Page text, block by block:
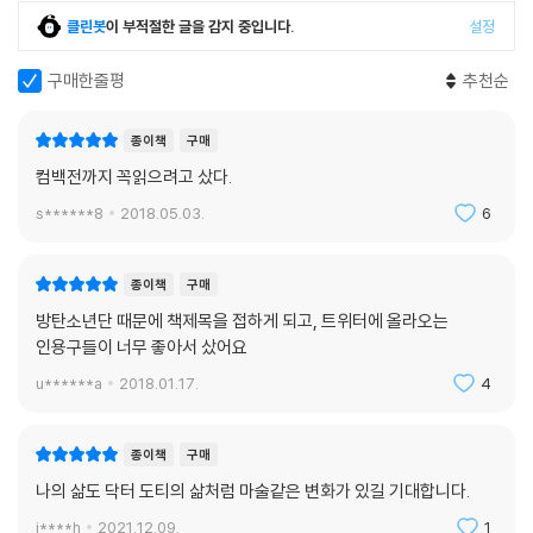
각한 훈련법으로, 자신이 가장 원하는 것에 집중하게 하여, 배우고, 수행하
자신이 원하는 일을 이루기 위해서는 분리하고 획득하려는 속성을 지닌 뇌
의 기능만을 써서는 안 되고, 연결하고 나누려는 심장의 힘을 같이 써야 한
다는 것이다. 뇌에는 원하는 것을 만들어 내는 능력이 있지만, 그럴 만한 가
치 있는 일이 무엇인지 알려 주는 것은 바로 심장이기 때문이다. 뇌와 심장
게 되고 비로소 마음의 문을 열게 된다. 루스가 아무 이유 없이 어린 도티를
사람들의 삶을 바뀌게 하는 것, 즉 세상에 대한 공감과 연민의 힘을 갖는 것
이다. 이 연민이 바로 각자 마음의 상처뿐 아니라 주변 사람들의 마음까지
치유하는 진정한 마술임을 저자는 열정적으로 전한다. 연민 가득한 마음과
는 마술가게』는 삶의 방향을 잃고 혼란스러워하는 현대인들에게 나아가야
할 방향을 알려주는 소중한 지침이 되어 줄 것이다.
클린봇이 부적절한 글을 감지 중입니다. 설정
구매한줄평 추천순
종이책 구매
컴백전까지 꼭읽으려고 샀다.
s******8 2018.05.03. 6
종이책 구매
방탄소년단 때문에 책제목을 접하게 되고, 트위터에 올라오는
인용구들이 너무 좋아서 샀어요
u******a 2018.01.17. 4
종이책 구매
나의 삶도 닥터 도티의 삶처럼 마술같은 변화가 있길 기대합니다.
i****h 2021.12.09. 1